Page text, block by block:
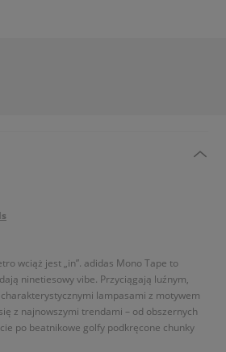
wciąż jest „in”. adidas Mono Tape to
ninetiesowy vibe. Przyciągają luźnym,
lampasami z motywem
z najnowszymi trendami – od obszernych
po beatnikowe golfy podkręcone chunky